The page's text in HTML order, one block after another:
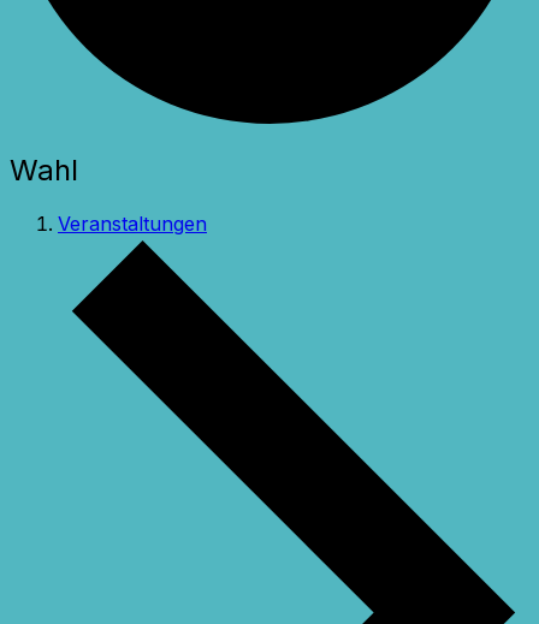
Wahl
Veranstaltungen